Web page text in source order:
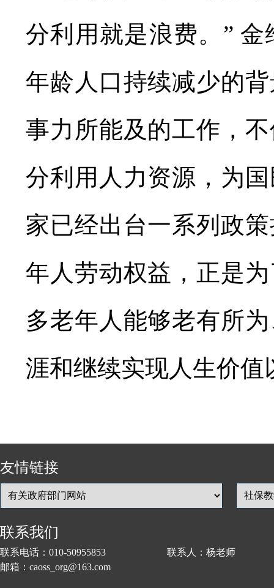
分利用就是浪费。”
年龄人口持续减少的
事力所能及的工作，
分利用人力资源，为
家已经出台一系列政
年人劳动权益，正是
多老年人能够老有所
涯和继续实现人生价
友情链接
联系我们
联系电话：010-50955853 联系人：杨老师
邮箱：caoss_org@163.com